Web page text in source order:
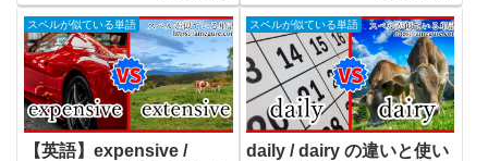
スペルが似ている単語
【英語】expensive /
スペルが似ている単語
daily / dairy の違いと使い